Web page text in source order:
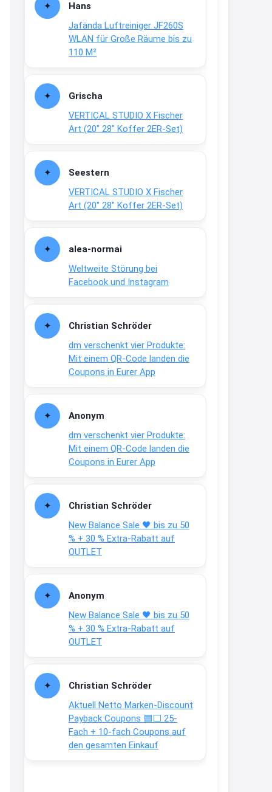
Hans
Jafända Luftreiniger JF260S
WLAN für Große Räume bis zu
110 M²
Grischa
VERTICAL STUDIO X Fischer
Art (20″ 28″ Koffer 2ER-Set)
Seestern
VERTICAL STUDIO X Fischer
Art (20″ 28″ Koffer 2ER-Set)
alea-normai
Weltweite Störung bei
Facebook und Instagram
Christian Schröder
dm verschenkt vier Produkte:
Mit einem QR-Code landen die
Coupons in Eurer App
Anonym
dm verschenkt vier Produkte:
Mit einem QR-Code landen die
Coupons in Eurer App
Christian Schröder
New Balance Sale 🖤 bis zu 50
% + 30 % Extra-Rabatt auf
OUTLET
Anonym
New Balance Sale 🖤 bis zu 50
% + 30 % Extra-Rabatt auf
OUTLET
Christian Schröder
Aktuell Netto Marken-Discount
Payback Coupons 🟦⬜ 25-
Fach + 10-fach Coupons auf
den gesamten Einkauf
www.fielmann-
group.com/blinkis...
13:44
dich zu sehen, alles gut?
15:01
An 01.08. / Sensodyne Rabatt 3€
/ max. 15.000www.erlebe-
↩
www.meineapotheke.de/
2:19
↩
Joachim
www.linda.de/vorteile/coupons/...
2:21
↩
Gratis Hitzewarn-Aufkleber /
verfärbt sich ab 28 Grad /siehe
Text weiter unten
shop.bioeg.de/aufkleber-
achtun...
↩
Joachim
Gratis personalisierte 7-Tage
Ration Micronährstoffe/ Vitamine
↩
Joachim